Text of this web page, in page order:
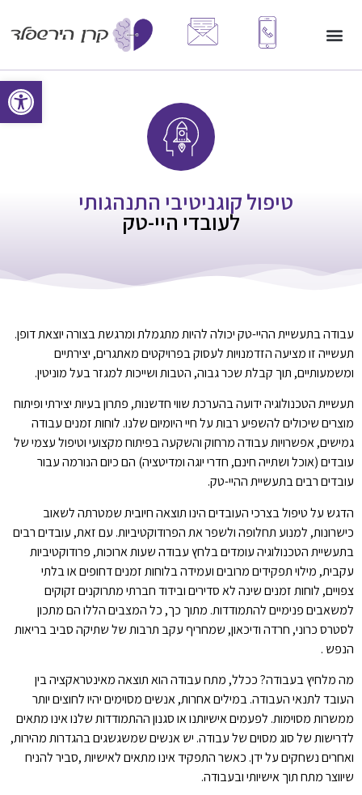
פתח
טיפול קוגניטיבי התנהגותי
לעובדי היי-טק
עבודה בתעשיית ההיי-טק יכולה להיות מתגמלת ומרגשת בצורה יוצאת דופן.
תעשייה זו מציעה הזדמנויות לעסוק בפרויקטים מאתגרים, יצירתיים
ומשמעותיים, תוך קבלת שכר גבוה, הטבות ושייכות למגזר בעל מוניטין.
תעשיית הטכנולוגיה ידועה בהערכת שווי חדשנות, פתרון בעיות יצירתי ופיתוח
מוצרים שיכולים להשפיע רבות על חיי היומיום שלנו. לוחות זמנים עבודה
גמישים, אפשרויות עבודה מרחוק והשקעה בפיתוח מקצועי וטיפול עצמי של
עובדים (אוכל ושתייה חינם, חדרי יוגה ומדיטציה) הם כיום הנורמה עבור
עובדים רבים בתעשיית ההיי-טק.
הדגש על טיפול בצרכי העובדים הינו תוצאה חיובית שמטרתה לשאוב
כישרונות, למנוע תחלופה ולשפר את הפרודוקטיביות. עם זאת, עובדים רבים
בתעשיית הטכנולוגיה עומדים בלחץ עבודה שעות ארוכות, פרודוקטיביות
עקבית, מילוי תפקידים מרובים ועמידה בלוחות זמנים דחופים או בלתי
צפויים, לוחות זמנים שינה לא סדירים ובידוד חברתי מתרוקנים זקוקים
למשאבים פנימיים להתמודדות. מתוך כך, כל המצבים הללו הם מתכון
לסטרס כרוני, חרדה ודיכאון, שמחריף עקב תרבות של שתיקה סביב בריאות
הנפש .
מה מלחיץ בעבודה? ככלל, מתח עבודה הוא תוצאה מאינטראקציה בין
העובד לתנאי העבודה. במילים אחרות, אנשים מסוימים יהיו לחוצים יותר
ממשרות מסוימות. לפעמים אישיותנו או סגנון ההתמודדות שלנו אינו מתאים
לדרישות של סוג מסוים של עבודה. יש אנשים שמשגשגים בהגדרות מהירות,
ואחרים נשחקים על ידן. כאשר התפקיד אינו מתאים לאישיות ,סביר להניח
שיווצר מתח תוך אישיותי ובעבודה.